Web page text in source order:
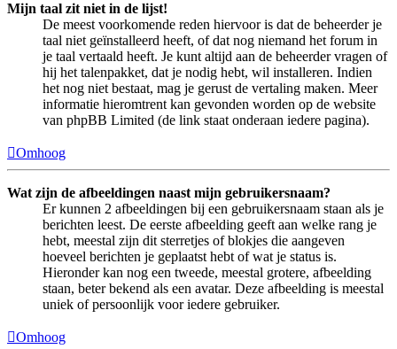
Mijn taal zit niet in de lijst!
De meest voorkomende reden hiervoor is dat de beheerder je
taal niet geïnstalleerd heeft, of dat nog niemand het forum in
je taal vertaald heeft. Je kunt altijd aan de beheerder vragen of
hij het talenpakket, dat je nodig hebt, wil installeren. Indien
het nog niet bestaat, mag je gerust de vertaling maken. Meer
informatie hieromtrent kan gevonden worden op de website
van phpBB Limited (de link staat onderaan iedere pagina).
Omhoog
Wat zijn de afbeeldingen naast mijn gebruikersnaam?
Er kunnen 2 afbeeldingen bij een gebruikersnaam staan als je
berichten leest. De eerste afbeelding geeft aan welke rang je
hebt, meestal zijn dit sterretjes of blokjes die aangeven
hoeveel berichten je geplaatst hebt of wat je status is.
Hieronder kan nog een tweede, meestal grotere, afbeelding
staan, beter bekend als een avatar. Deze afbeelding is meestal
uniek of persoonlijk voor iedere gebruiker.
Omhoog